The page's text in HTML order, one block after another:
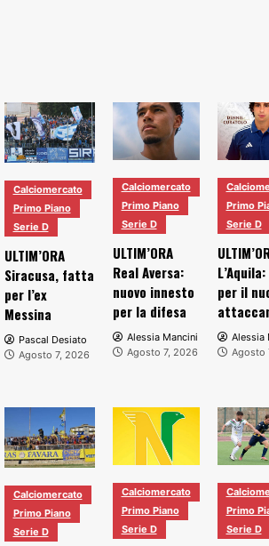
Calciomercato
Primo Piano
Serie D
ULTIM’ORA
Siracusa, fatta
per l’ex
Messina
Pascal Desiato
Agosto 7, 2026
Calciomercato
Primo Piano
Serie D
ULTIM’ORA
Real Aversa:
nuovo innesto
per la difesa
Alessia Mancini
Agosto 7, 2026
Primo
Serie D
per il
Alessia
Agosto
Calciomercato
Primo Piano
Serie D
Calciomercato
Primo Piano
Serie D
Primo
Serie D